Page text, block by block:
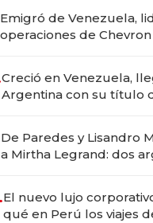
Emigró de Venezuela,
operaciones de
Creció en Venezuela,
Argentina con su título
las marcas "fast
De Paredes y Lisandro
a Mirtha Legrand: dos
El nuevo lujo
qué en Perú los viajes